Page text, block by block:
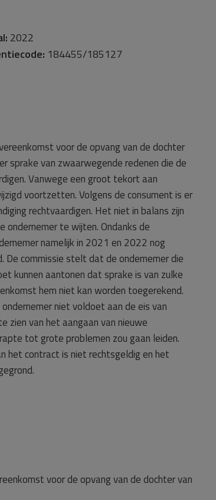
2022
184455/185127
voor de opvang van de dochter
sprake van zwaarwegende redenen die de
Vanwege een groot tekort aan
voortzetten. Volgens de consument is er
rechtvaardigen. Het niet in balans zijn
te wijten. Ondanks de
namelijk in 2021 en 2022 nog
commissie stelt dat de ondernemer die
kunnen aantonen dat sprake is van zulke
hem niet kan worden toegerekend.
niet voldoet aan de eis van
zien van het aangaan van nieuwe
tot grote problemen zou gaan leiden.
het contract is niet rechtsgeldig en het
voor de opvang van de dochter van